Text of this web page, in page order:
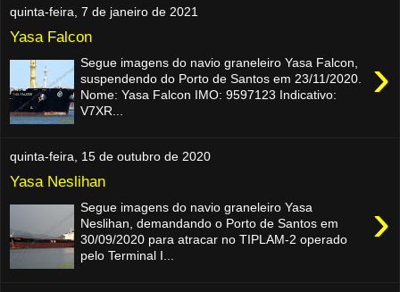
quinta-feira, 7 de janeiro de 2021
Yasa Falcon
›
Segue imagens do navio graneleiro Yasa Falcon,
suspendendo do Porto de Santos em 23/11/2020.
Nome: Yasa Falcon IMO: 9597123 Indicativo:
V7XR...
quinta-feira, 15 de outubro de 2020
Yasa Neslihan
›
Segue imagens do navio graneleiro Yasa
Neslihan, demandando o Porto de Santos em
30/09/2020 para atracar no TIPLAM-2 operado
pelo Terminal I...